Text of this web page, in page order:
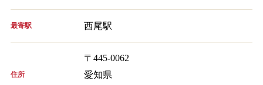
最寄駅 西尾駅
住所
〒445-0062
愛知県